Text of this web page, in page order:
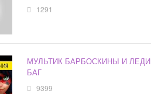
1291
МУЛЬТИК БАРБОСКИНЫ И ЛЕДИ
БАГ
9399